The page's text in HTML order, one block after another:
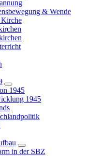
& Wende
1945
1945
in der SBZ